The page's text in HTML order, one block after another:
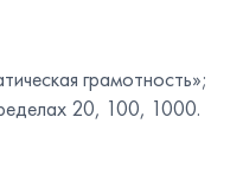
грамотность»;
20, 100, 1000.